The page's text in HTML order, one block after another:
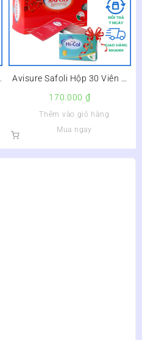
Avisure Safoli Hộp 30 Viên –
Mang Thai
170.000 ₫
Thêm vào giỏ hàng
Mua ngay